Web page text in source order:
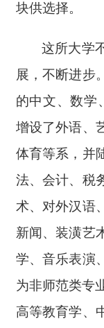
块供选择。
这所大学
展，不断进步
的中文、数学
增设了外语、
体育等系，并
法、会计、税
术、对外汉语
新闻、装潢艺
学、音乐表演
为非师范类专
高等教育学、